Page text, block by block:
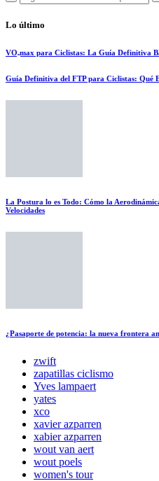
Lo último
VO₂max para Ciclistas: La Guía Definitiva
Guía Definitiva del FTP para Ciclistas: Qué
La Postura lo es Todo: Cómo la
Velocidades
¿Pasaporte de potencia: la nueva frontera
zwift
zapatillas ciclismo
Yves lampaert
yates
xco
xavier azparren
xabier azparren
wout van aert
wout poels
women's tour